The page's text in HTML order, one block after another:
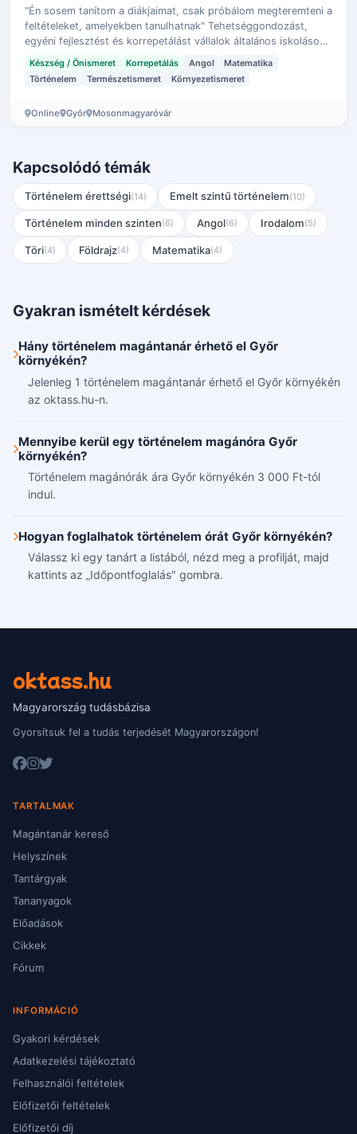
"Én sosem tanítom a diákjaimat, csak próbálom megteremteni a
feltételeket, amelyekben tanulhatnak" Tehetséggondozást,
egyéni fejlesztést és korrepetálást vállalok általános iskolások
számára, minden …
Készség / Önismeret Korrepetálás Angol
Matematika
Történelem
Természetismeret Környezetismeret
Online Győr Mosonmagyaróvár
Kapcsolódó témák
Történelem érettségi(14) Emelt szintű történelem(10)
Történelem minden szinten(6) Angol(6) Irodalom(5)
Töri(4) Földrajz(4) Matematika(4)
Gyakran ismételt kérdések
Hány történelem magántanár érhető el Győr
környékén?
Jelenleg 1 történelem magántanár érhető el Győr környékén
az oktass.hu-n.
Mennyibe kerül egy történelem magánóra Győr
környékén?
Történelem magánórák ára Győr környékén 3 000 Ft-tól
indul.
Hogyan foglalhatok történelem órát Győr környékén?
Válassz ki egy tanárt a listából, nézd meg a profilját, majd
kattints az „Időpontfoglalás" gombra.
oktass.hu
Magyarország tudásbázisa
Gyorsítsuk fel a tudás terjedését Magyarországon!
TARTALMAK
Magántanár kereső
Helyszínek
Tantárgyak
Tananyagok
Előadások
Cikkek
Fórum
INFORMÁCIÓ
Gyakori kérdések
Adatkezelési tájékoztató
Felhasználói feltételek
Előfizetői feltételek
Előfizetői díj